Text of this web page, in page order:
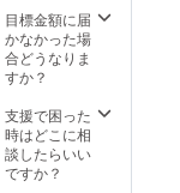
目標金額に届
かなかった場
合どうなりま
すか？
支援で困った
時はどこに相
談したらいい
ですか？